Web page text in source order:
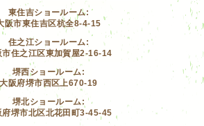
東住吉ショールーム:
阪市東住吉区杭全8-4-15
住之江ショールーム:
市住之江区東加賀屋2-16-14
堺西ショールーム:
大阪府堺市西区上670-19
堺北ショールーム:
府堺市北区北花田町3-45-45